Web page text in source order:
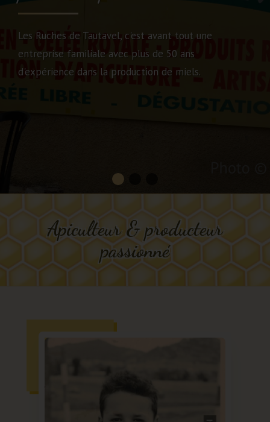
Les Ruches de Tautavel, c'est avant tout une
entreprise familiale avec plus de 50 ans
d'expérience dans la production de miels.
Apiculteur & producteur
passionné